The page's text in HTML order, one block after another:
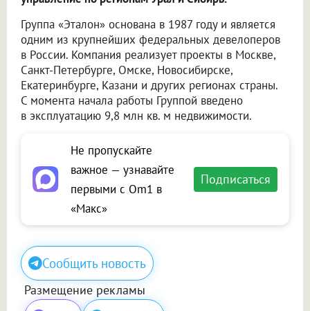
Группа «Эталон» основана в 1987 году и является
одним из крупнейших федеральных девелоперов
в России. Компания реализует проекты в Москве,
Санкт-Петербурге, Омске, Новосибирске,
Екатеринбурге, Казани и других регионах страны.
С момента начала работы Группой введено
в эксплуатацию 9,8 млн кв. м недвижимости.
Не пропускайте
важное — узнавайте
первыми с Om1 в
«Макс»
Подписаться
Сообщить новость
Размещение рекламы